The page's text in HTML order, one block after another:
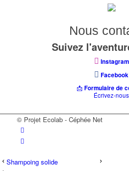
Nous
Suivez
Instagram
Facebook
📩Formulaire de
Écrivez-nous
© Projet Ecolab - Céphée Net
Shampoing solide